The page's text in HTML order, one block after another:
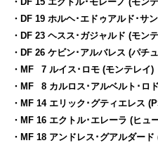
・DF 19 ホルヘ･エドゥアルド･サ
・DF 23 ヘスス･ガジャルド (モン
・DF 26 ケビン･アルバレス (パチ
・MF
07 ルイス･ロモ (モンテレイ)
・MF
08 カルロス･アルベルト･ロ
・MF 14 エリック･グティエレス
・MF 16 エクトル･エレーラ (ヒュ
・MF 18 アンドレス･グアルダー